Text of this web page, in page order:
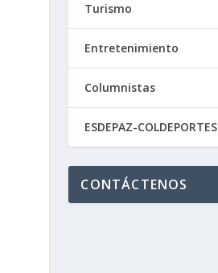
Turismo
Entretenimiento
Columnistas
ESDEPAZ-COLDEPORTES
CONTÁCTENOS